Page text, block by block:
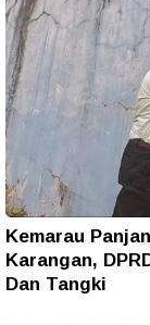
Kemarau
Karangan,
Dan Tangki